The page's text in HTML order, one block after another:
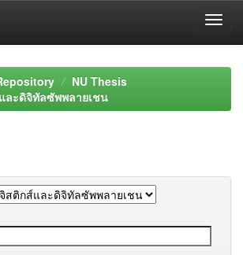
NU Thesis
ละดิจิทัลซัพพลายเชน